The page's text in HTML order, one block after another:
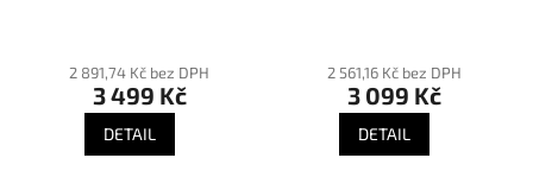
hodnocení
produktu
2 891,74 Kč bez DPH
3 499 Kč
DETAIL
hodnocení
produktu
2 561,16 Kč bez DPH
3 099 Kč
DETAIL